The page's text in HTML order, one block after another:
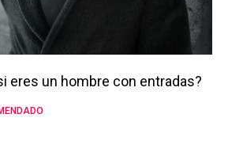
eres un hombre con entradas?